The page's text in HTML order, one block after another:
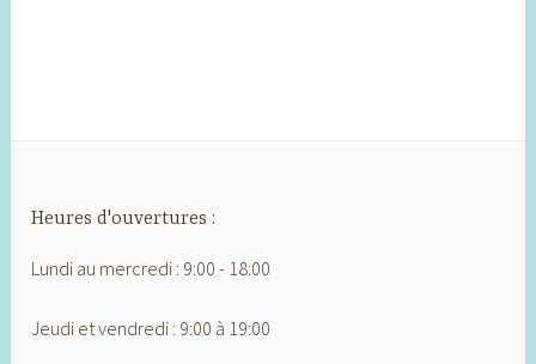
Heures d'ouvertures :
Lundi au mercredi : 9:00 - 18:00
Jeudi et vendredi : 9:00 à 19:00